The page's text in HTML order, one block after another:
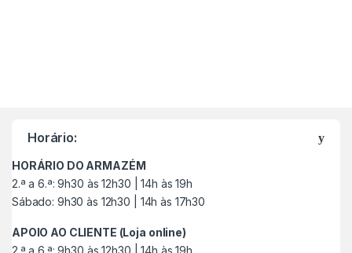
Horário:
HORÁRIO DO ARMAZÉM
2.ª a 6.ª: 9h30 às 12h30 | 14h às 19h
Sábado: 9h30 às 12h30 | 14h às 17h30
APOIO AO CLIENTE (Loja online)
2.ª a 6.ª: 9h30 às 12h30 | 14h às 19h